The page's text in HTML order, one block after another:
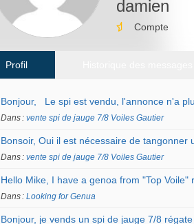
damien
Compte
Profil
Bonjour, Le spi est vendu, l'annonce n'a
Dans :vente spi de jauge 7/8 Voiles Gautier
Bonsoir, Oui il est nécessaire de
Dans :vente spi de jauge 7/8 Voiles Gautier
Hello Mike, I have a genoa from "Top
Dans :Looking for Genua
Bonjour, je vends un spi de jauge 7/8